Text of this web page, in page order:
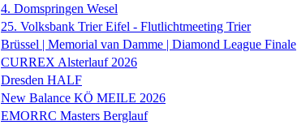
4. Domspringen Wesel
25. Volksbank Trier Eifel - Flutlichtmeeting Trier
Brüssel | Memorial van Damme | Diamond League Finale
CURREX Alsterlauf 2026
Dresden HALF
New Balance KÖ MEILE 2026
EMORRC Masters Berglauf